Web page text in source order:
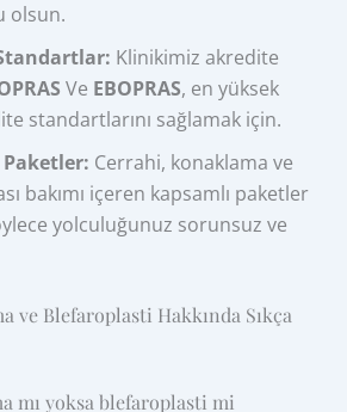
olsun.
Klinikimiz akredite
Ve EBOPRAS, en yüksek
standartlarını sağlamak için.
Paketler: Cerrahi, konaklama ve
bakımı içeren kapsamlı paketler
yolculuğunuz sorunsuz ve
ve Blefaroplasti Hakkında Sıkça
mı yoksa blefaroplasti mi